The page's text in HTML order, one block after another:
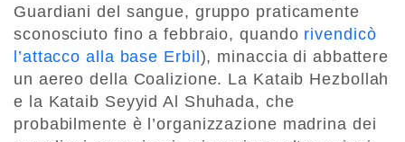
Guardiani del sangue, gruppo praticamente
sconosciuto fino a febbraio, quando rivendicò
l’attacco alla base Erbil ), minaccia di abbattere
un aereo della Coalizione. La Kataib Hezbollah
e la Kataib Seyyid Al Shuhada, che
probabilmente è l’organizzazione madrina dei